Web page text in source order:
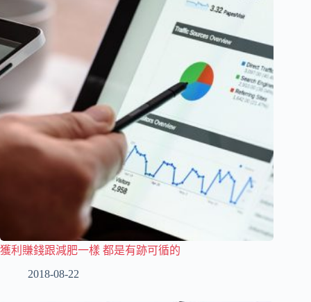
獲利賺錢跟減肥一樣 都是有跡可循的
2018-08-22